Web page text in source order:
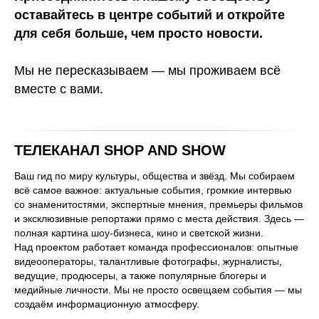
оставайтесь в центре событий и откройте
для себя больше, чем просто новости.
Мы не пересказываем — мы проживаем всё
вместе с вами.
ТЕЛЕКАНАЛ SHOP AND SHOW
Ваш гид по миру культуры, общества и звёзд. Мы собираем
всё самое важное: актуальные события, громкие интервью
со знаменитостями, экспертные мнения, премьеры фильмов
и эксклюзивные репортажи прямо с места действия. Здесь —
полная картина шоу-бизнеса, кино и светской жизни.
Над проектом работает команда профессионалов: опытные
видеооператоры, талантливые фотографы, журналисты,
ведущие, продюсеры, а также популярные блогеры и
медийные личности. Мы не просто освещаем события — мы
создаём информационную атмосферу.